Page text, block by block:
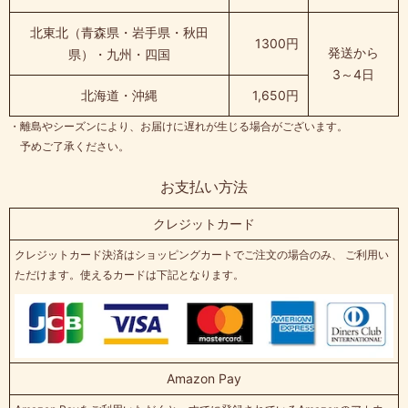
北東北（青森県・岩手県・秋田
県）・九州・四国
1300円
発送から
3～4日
北海道・沖縄
1,650円
・離島やシーズンにより、お届けに遅れが生じる場合がございます。
予めご了承ください。
お支払い方法
クレジットカード
クレジットカード決済はショッピングカートでご注文の場合のみ、 ご利用い
ただけます。使えるカードは下記となります。
Amazon Pay